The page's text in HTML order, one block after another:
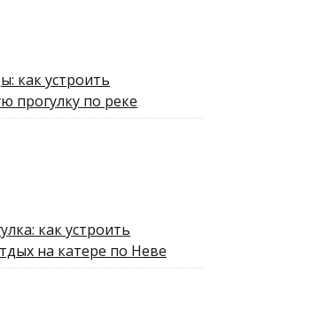
как устроить
прогулку по реке
как устроить
на катере по Неве